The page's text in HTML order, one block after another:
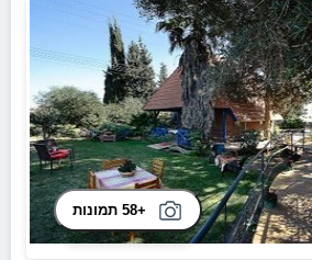
+58 תמונות